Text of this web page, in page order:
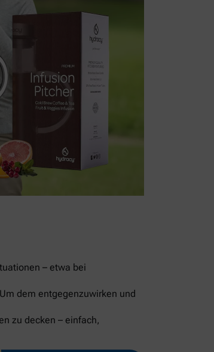
– etwa bei
dem entgegenzuwirken und
zu decken – einfach,